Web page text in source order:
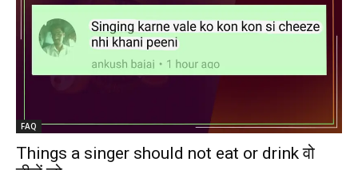
FAQ
Things a singer should not eat or drink वो